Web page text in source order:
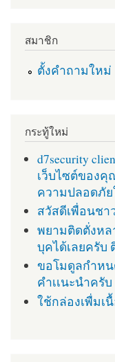
สมาชิก
ตั้งคำถามใหม่
กระทู้ใหม่
d7security
เว็บไซต์ของคุ
ความปลอดภัย
สวัสดีเพื่อนชา
พยามติดตั่งหล
บุคได้เลยครับ
ขอโมดูลกำหน
คำเเนะนำครับ
ใช้กล่องเพื่มเ